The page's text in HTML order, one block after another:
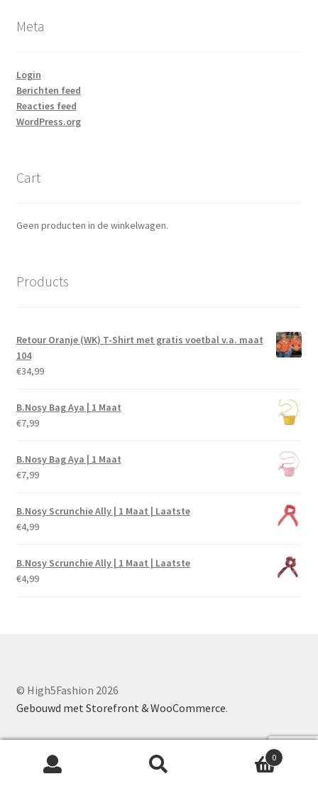
Meta
Login
Berichten feed
Reacties feed
WordPress.org
Cart
Geen producten in de winkelwagen.
Products
Retour Oranje (WK) T-Shirt met gratis voetbal v.a. maat
104
€34,99
B.Nosy Bag Aya | 1 Maat
€7,99
B.Nosy Bag Aya | 1 Maat
€7,99
B.Nosy Scrunchie Ally | 1 Maat | Laatste
€4,99
B.Nosy Scrunchie Ally | 1 Maat | Laatste
€4,99
© High5Fashion 2026
Gebouwd met Storefront & WooCommerce.
0